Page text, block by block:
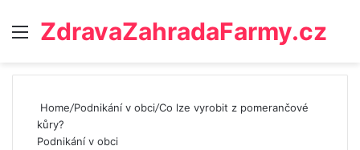
Menu
ZdravaZahradaFarmy.cz
Home/Podnikání v obci/Co lze vyrobit z pomerančové
kůry?
Podnikání v obci